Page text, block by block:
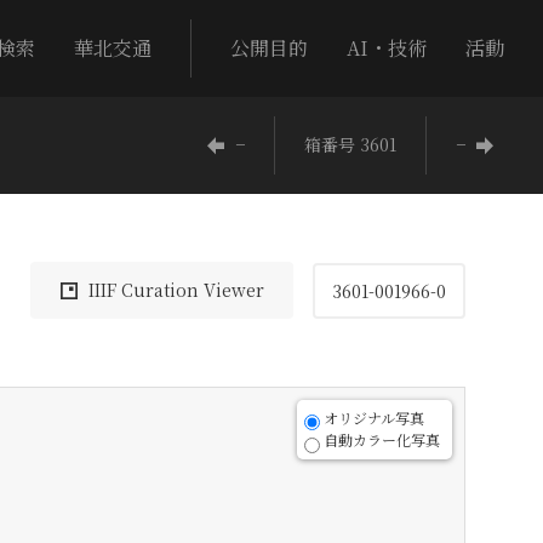
索 華北交通 公開目的 AI・技術 活動
− 箱番号 3601 −
IIIF Curation Viewer 3601-001966-0
オリジナル写真
自動カラー化写真